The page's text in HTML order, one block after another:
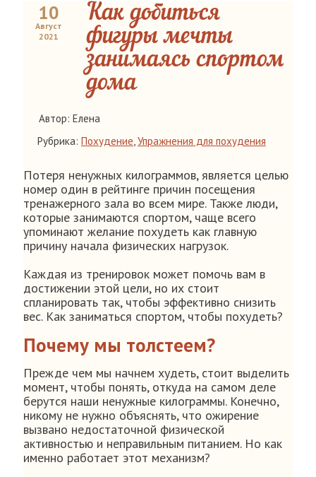
10
Август
2021
Как добиться
фигуры мечты
занимаясь спортом
дома
Автор: Елена
Рубрика: Похудение,Упражнения для похудения
Потеря ненужных килограммов, является целью
номер один в рейтинге причин посещения
тренажерного зала во всем мире. Также люди,
которые занимаются спортом, чаще всего
упоминают желание похудеть как главную
причину начала физических нагрузок.
Каждая из тренировок может помочь вам в
достижении этой цели, но их стоит
спланировать так, чтобы эффективно снизить
вес. Как заниматься спортом, чтобы похудеть?
Почему мы толстеем?
Прежде чем мы начнем худеть, стоит выделить
момент, чтобы понять, откуда на самом деле
берутся наши ненужные килограммы. Конечно,
никому не нужно объяснять, что ожирение
вызвано недостаточной физической
активностью и неправильным питанием. Но как
именно работает этот механизм?